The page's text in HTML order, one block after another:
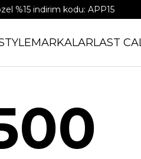
%15 indirim kodu: APP15
MARKALARLAST